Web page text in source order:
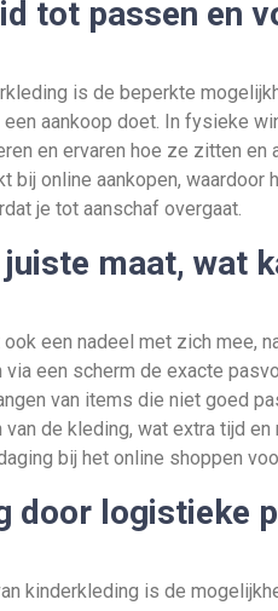
tot passen en
is de beperkte
aankoop doet. In fysieke
en ervaren hoe ze zitten en
online aankopen, waardoor
je tot aanschaf overgaat.
maat, wat
een nadeel met zich mee,
een scherm de exacte
van items die niet goed
de kleding, wat extra tijd
bij het online shoppen
door logistieke
kinderkleding is de